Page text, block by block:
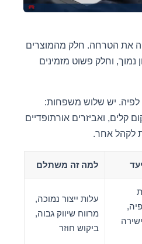
את הטרחה. חלק מהמוצרים
נמוך, וחלק פשוט מזמינים
לפיה. יש שלוש משפחות:
קלים, ואביזרים אורתופדיים
לקהל אחר.
למה זה משתלם
עלות ייצור נמוכה,
מרווח שיווק גבוה,
ביקוש חוזר